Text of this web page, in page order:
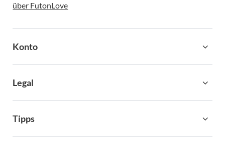
über FutonLove
Konto
Legal
Tipps